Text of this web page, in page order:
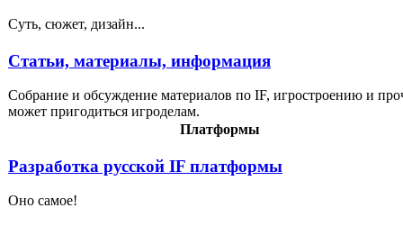
Суть, сюжет, дизайн...
Статьи, материалы, информация
Собрание и обсуждение материалов по IF, игростроению и
может пригодиться игроделам.
Платформы
Разработка русской IF платформы
Оно самое!